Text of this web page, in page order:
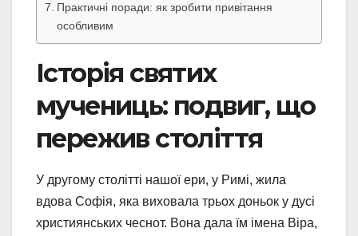
Практичні поради: як зробити привітання
особливим
Історія святих
мучениць: подвиг, що
пережив століття
У другому столітті нашої ери, у Римі, жила
вдова Софія, яка виховала трьох доньок у дусі
християнських чеснот. Вона дала їм імена Віра,